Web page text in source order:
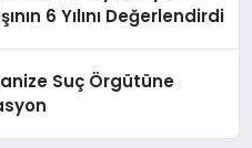
6 Yılını Değerlendirdi
Suç Örgütüne